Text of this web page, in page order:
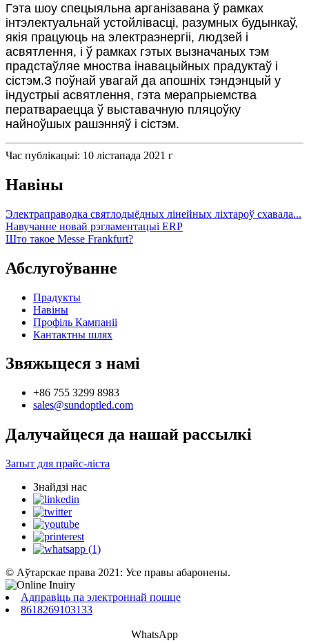
Гэта шоу спецыяльна арганізавана ў рамках
інтэлектуальнай устойлівасці, разумных будынкаў,
якія працуюць на электраэнергіі, людзей і
асвятлення, і ў рамках гэтых вызначаных тэм
прадстаўляе мноства інавацыйных прадуктаў і
сістэм.З поўнай увагай да апошніх тэндэнцый у
індустрыі асвятлення, гэта мерапрыемства
ператвараецца ў выставачную пляцоўку
найноўшых рашэнняў і сістэм.
Час публікацыі: 10 лістапада 2021 г
Навіны
Электраправодка святлодыёдных лінейных ліхтароў схавала...
Навучанне новай рэгламентацыі ERP
Што такое Messe Frankfurt?
Абслугоўванне
Прадукты
Навіны
Профіль Кампаніі
Кантактны шлях
Звяжыцеся з намі
+86 755 3299 8983
sales@sundoptled.com
Далучайцеся да нашай рассылкі
Запыт для прайс-ліста
Знайдзі нас
© Аўтарскае права 2021: Усе правы абаронены.
Адправіць па электроннай пошце
8618269103133
WhatsApp